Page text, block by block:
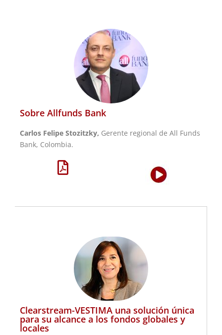
Sobre Allfunds Bank
Carlos Felipe Stozitzky, Gerente regional de All Funds
Bank, Colombia.
Clearstream-VESTIMA una solución única
para su alcance a los fondos globales y
locales